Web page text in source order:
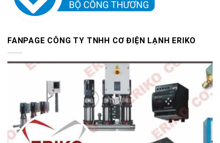
FANPAGE CÔNG TY TNHH CƠ ĐIỆN LẠNH ERIKO